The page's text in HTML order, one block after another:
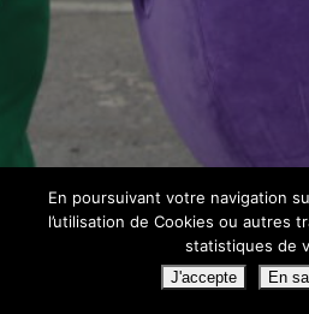
En poursuivant votre navigation
l’utilisation de Cookies ou autres
statistiques de
J'accepte En